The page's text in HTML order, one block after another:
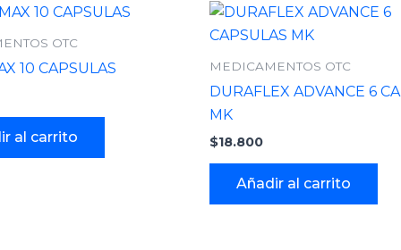
OTC
10 CAPSULAS
al carrito
MEDICAMENTOS OTC
DURAFLEX ADVANCE 6
MK
$18.800
Añadir al carrito